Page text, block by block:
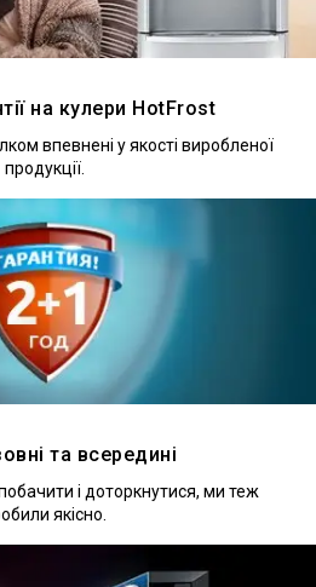
на кулери HotFrost
впевнені у якості виробленої
продукції.
та всередині
і доторкнутися, ми теж
якісно.